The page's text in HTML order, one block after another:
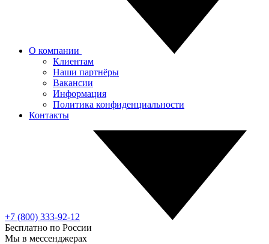
О компании
Клиентам
Наши партнёры
Вакансии
Информация
Политика конфиденциальности
Контакты
+7 (800) 333-92-12
Бесплатно по России
Мы в мессенджерах